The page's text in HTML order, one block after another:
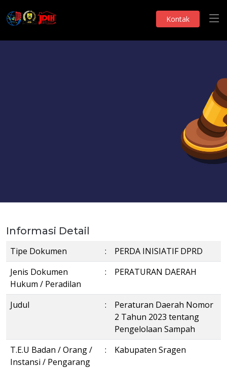
Kontak
Informasi Detail
Tipe Dokumen :
PERDA INISIATIF DPRD
Jenis Dokumen
Hukum / Peradilan
: PERATURAN DAERAH
Judul :
Peraturan Daerah Nomor
2 Tahun 2023 tentang
Pengelolaan Sampah
T.E.U Badan / Orang /
Instansi / Pengarang
: Kabupaten Sragen